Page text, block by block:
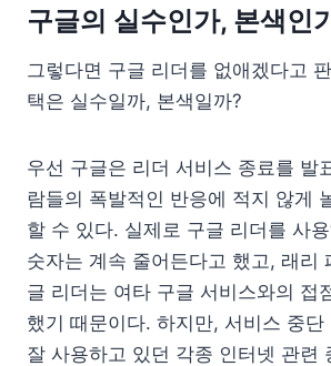
구글의 실수인가, 본색인
그렇다면 구글 리더를 없애겠다고
택은 실수일까, 본색일까?
우선 구글은 리더 서비스 종료를 발
람들의 폭발적인 반응에 적지 않게
할 수 있다. 실제로 구글 리더를 사
숫자는 계속 줄어든다고 했고, 래리
글 리더는 여타 구글 서비스와의 접
했기 때문이다. 하지만, 서비스 중단
잘 사용하고 있던 각종 인터넷 관련